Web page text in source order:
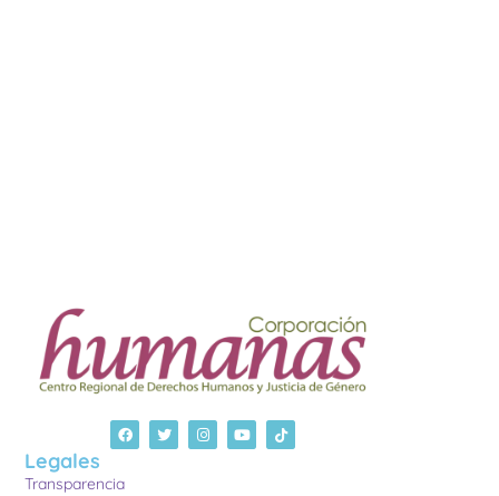
Legales
Transparencia